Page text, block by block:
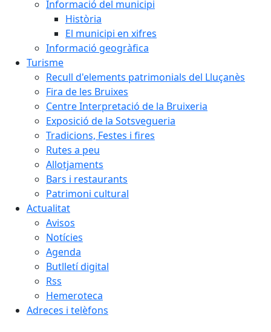
Informació del municipi
Història
El municipi en xifres
Informació geogràfica
Turisme
Recull d'elements patrimonials del Lluçanès
Fira de les Bruixes
Centre Interpretació de la Bruixeria
Exposició de la Sotsvegueria
Tradicions, Festes i fires
Rutes a peu
Allotjaments
Bars i restaurants
Patrimoni cultural
Actualitat
Avisos
Notícies
Agenda
Butlletí digital
Rss
Hemeroteca
Adreces i telèfons